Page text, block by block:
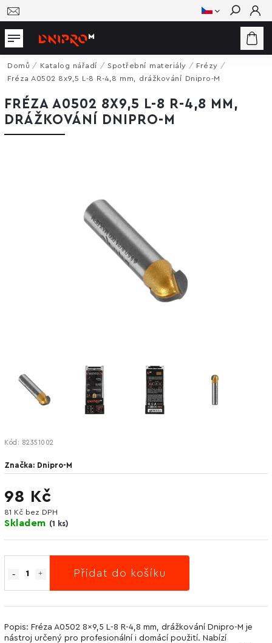
Hledat
Domů / Katalog nářadí / Spotřební materiály / Frézy /
Fréza A0502 8x9,5 L-8 R-4,8 mm, drážkování Dnipro-M
FRÉZA A0502 8X9,5 L-8 R-4,8 MM,
DRÁŽKOVÁNÍ DNIPRO-M
Kód: 82351002
Značka: Dnipro-M
98 Kč
81 Kč bez DPH
Skladem (1 ks)
Přidat do košíku
Popis: Fréza A0502 8x9,5 L-8 R-4,8 mm, drážkování Dnipro-M je
nástroj určený pro profesionální i domácí použití. Nabízí